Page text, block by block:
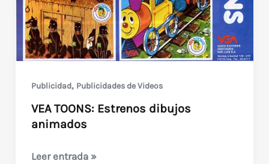
Publicidad, Publicidades de Videos
VEA TOONS: Estrenos dibujos
animados
VEA
Leer entrada »